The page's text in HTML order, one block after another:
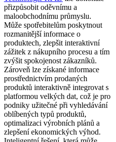
přizpůsobit oděvnímu a
maloobchodnímu průmyslu.
Může spotřebitelům poskytnout
rozmanitější informace o
produktech, zlepšit interaktivní
zážitek z nákupního procesu a tím
zvýšit spokojenost zákazníků.
Zároveň lze získané informace
prostřednictvím prodaných
produktů interaktivně integrovat s
platformou velkých dat, což je pro
podniky užitečné při vyhledávání
oblíbených typů produktů,
optimalizaci výrobních plánů a
zlepšení ekonomických výhod.